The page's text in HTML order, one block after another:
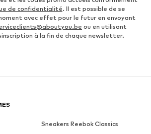
de confidentialité. Il est possible de se
avec effet pour le futur en envoyant
ou en utilisant
à la fin de chaque newsletter.
Sneakers Reebok Classics